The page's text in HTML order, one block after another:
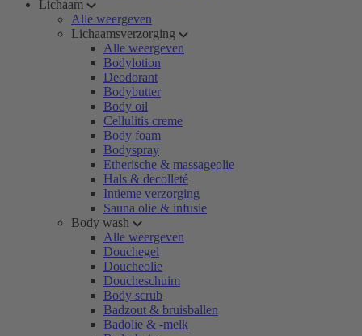
Lichaam
Alle weergeven
Lichaamsverzorging
Alle weergeven
Bodylotion
Deodorant
Bodybutter
Body oil
Cellulitis creme
Body foam
Bodyspray
Etherische & massageolie
Hals & decolleté
Intieme verzorging
Sauna olie & infusie
Body wash
Alle weergeven
Douchegel
Doucheolie
Doucheschuim
Body scrub
Badzout & bruisballen
Badolie & -melk